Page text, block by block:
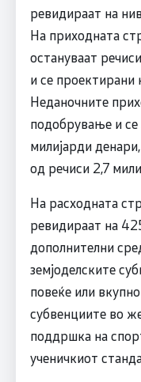
ревидираат на
На приходната
остануваат
и се проектирани
Неданочните
подобрување и се
милијарди
од речиси 2,7
На расходната
ревидираат на
дополнителни
земјоделските
повеќе или
субвенциите во
поддршка на
ученичкиот